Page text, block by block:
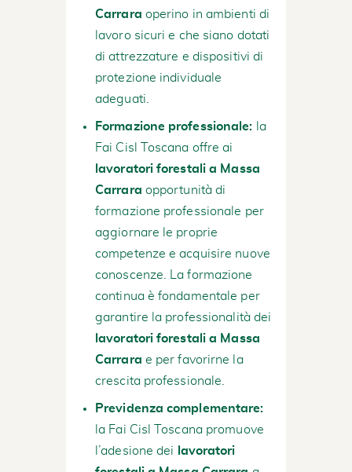
Carrara operino in ambienti di
lavoro sicuri e che siano dotati
di attrezzature e dispositivi di
protezione individuale
adeguati.
Formazione professionale: la
Fai Cisl Toscana offre ai
lavoratori forestali a Massa
Carrara opportunità di
formazione professionale per
aggiornare le proprie
competenze e acquisire nuove
conoscenze. La formazione
continua è fondamentale per
garantire la professionalità dei
lavoratori forestali a Massa
Carrara e per favorirne la
crescita professionale.
Previdenza complementare:
la Fai Cisl Toscana promuove
l’adesione dei
lavoratori